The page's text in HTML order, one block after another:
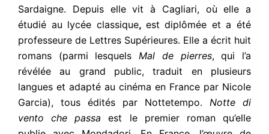
Sardaigne. Depuis elle vit à Cagliari, où elle a
étudié au lycée classique, est diplômée et a été
professeure de Lettres Supérieures. Elle a écrit huit
romans (parmi lesquels Mal de pierres, qui l’a
révélée au grand public, traduit en plusieurs
langues et adapté au cinéma en France par Nicole
Garcia), tous édités par Nottetempo. Notte di
vento che passa est le premier roman qu’elle